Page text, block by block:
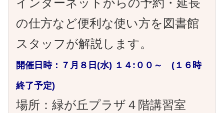
インターネットからの予約・延長
の仕方など便利な使い方を図書館
スタッフが解説します。
開催日時：７月８日(水) １４:００～ (１６時
終了予定)
場所：緑が丘プラザ４階講習室